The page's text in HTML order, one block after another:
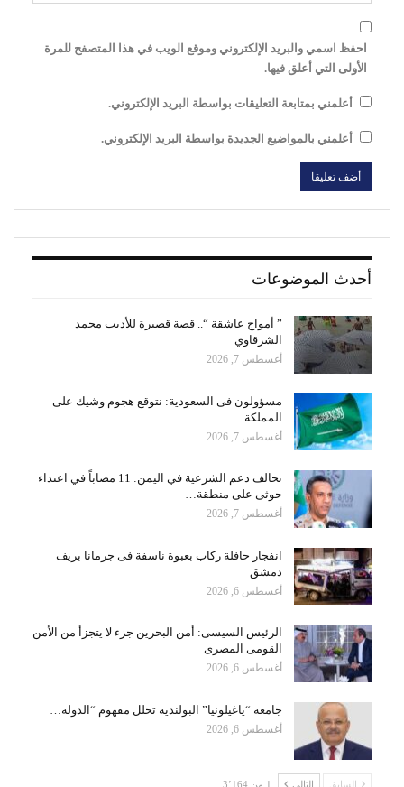
احفظ اسمي والبريد الإلكتروني وموقع الويب في هذا المتصفح للمرة
الأولى التي أعلق فيها.
أعلمني بمتابعة التعليقات بواسطة البريد الإلكتروني.
أعلمني بالمواضيع الجديدة بواسطة البريد الإلكتروني.
أحدث الموضوعات
” أمواج عاشقة “.. قصة قصيرة للأديب محمد
الشرقاوي
أغسطس 7, 2026
مسؤولون فى السعودية: نتوقع هجوم وشيك على
المملكة
أغسطس 7, 2026
تحالف دعم الشرعية في اليمن: 11 مصاباً في اعتداء
حوثى على منطقة…
أغسطس 7, 2026
انفجار حافلة ركاب بعبوة ناسفة فى جرمانا بريف
دمشق
أغسطس 6, 2026
الرئيس السيسى: أمن البحرين جزء لا يتجزأ من الأمن
القومى المصرى
أغسطس 6, 2026
جامعة “ياغيلونيا” البولندية تحلل مفهوم “الدولة…
أغسطس 6, 2026
السابق التالي 1 من 3٬164